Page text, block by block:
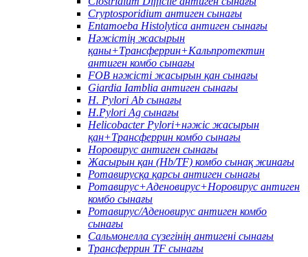
Cryptosporidium антиген сынағы
Entamoeba Histolytica антиген сынағы
Нәжістің жасырын
қаны+Трансферрин+Кальпротектин
антиген комбо сынағы
FOB нәжісті жасырын қан сынағы
Giardia Iamblia антиген сынағы
H. Pylori Ab сынағы
H.Pylori Ag сынағы
Helicobacter Pylori+нәжіс жасырын
қан+Трансферрин комбо сынағы
Норовирус антиген сынағы
Жасырын қан (Hb/TF) комбо сынақ жинағы
Ротавирусқа қарсы антиген сынағы
Ротавирус+Аденовирус+Норовирус антиген
комбо сынағы
Ротавирус/Аденовирус антиген комбо
сынағы
Сальмонелла сүзегінің антигені сынағы
Трансферрин TF сынағы